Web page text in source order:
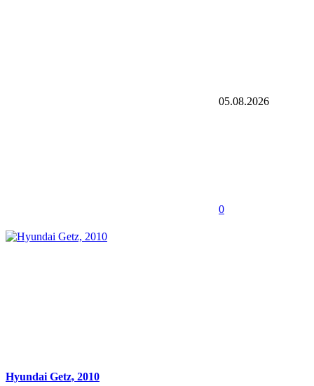
05.08.2026
0
Hyundai Getz, 2010